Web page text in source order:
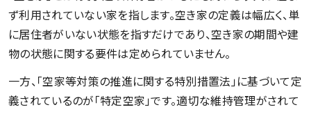
ず利用されていない家を指します。空き家の定義は幅広く、単
に居住者がいない状態を指すだけであり、空き家の期間や建
物の状態に関する要件は定められていません。
一方、「空家等対策の推進に関する特別措置法」に基づいて定
義されているのが「特定空家」です。適切な維持管理がされて